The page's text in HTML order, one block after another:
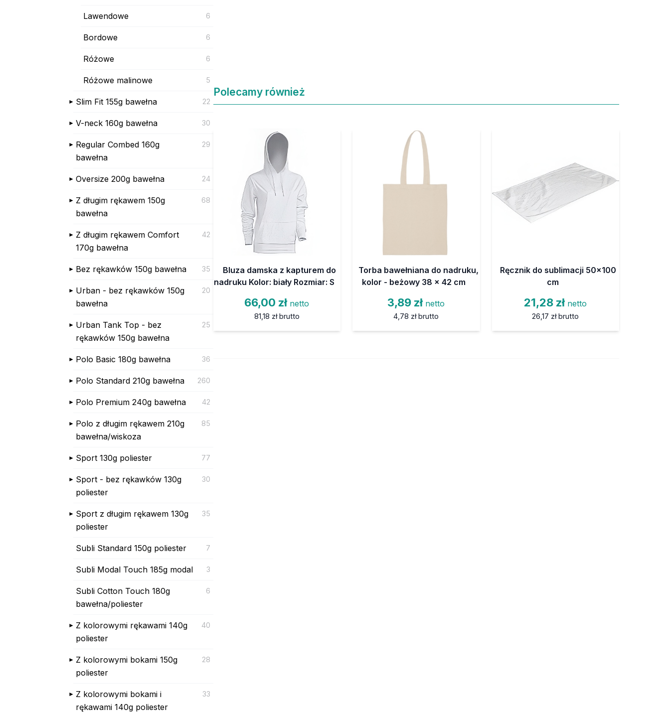
Lawendowe 6
Bordowe 6
Różowe 6
Różowe malinowe 5
Slim Fit 155g bawełna 22
V-neck 160g bawełna 30
Regular Combed 160g
bawełna
29
Oversize 200g bawełna 24
Z długim rękawem 150g
bawełna
68
Z długim rękawem Comfort
170g bawełna
42
Bez rękawków 150g bawełna 35
Urban - bez rękawków 150g
bawełna
20
Urban Tank Top - bez
rękawków 150g bawełna
25
Polo Basic 180g bawełna 36
Polo Standard 210g bawełna 260
Polo Premium 240g bawełna 42
Polo z długim rękawem 210g
bawełna/wiskoza
85
Sport 130g poliester 77
Sport - bez rękawków 130g
poliester
30
Sport z długim rękawem 130g
poliester
35
Subli Standard 150g poliester 7
Subli Modal Touch 185g modal 3
Subli Cotton Touch 180g
bawełna/poliester
6
Z kolorowymi rękawami 140g
poliester
40
Z kolorowymi bokami 150g
poliester
28
Z kolorowymi bokami i
rękawami 140g poliester
33
Polecamy również
Bluza damska z kapturem do
nadruku Kolor: biały Rozmiar: S
66,00 zł netto
81,18 zł brutto
Torba bawełniana do nadruku,
kolor - beżowy 38 x 42 cm
3,89 zł netto
4,78 zł brutto
Ręcznik do sublimacji 50x100
cm
21,28 zł netto
26,17 zł brutto